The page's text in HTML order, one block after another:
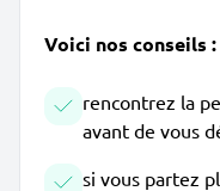
Voici nos conseils :
rencontrez la
avant de vous
si vous partez